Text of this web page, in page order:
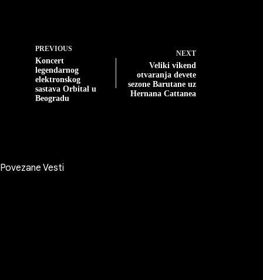
PREVIOUS
Koncert
legendarnog
elektronskog
sastava Orbital u
Beogradu
NEXT
Veliki vikend
otvaranja devete
sezone Barutane uz
Hernana Cattanea
Povezane Vesti